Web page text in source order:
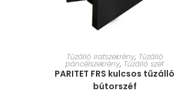
MÉRET VÁLASZTÁSA
Tűzálló iratszekrény, Tűzálló
páncélszekrény, Tűzálló széf
PARITET FRS kulcsos tűzálló
bútorszéf